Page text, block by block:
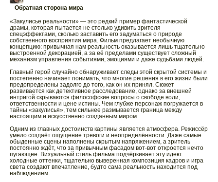
Обратная сторона мира
«Закулисье реальности» — это редкий пример фантастической
драмы, которая пытается не столько удивить зрителя
спецэффектами, сколько заставить его задуматься о природе
собственного восприятия мира. Фильм предлагает необычную
концепцию: привычная нам реальность оказывается лишь тщательно
выстроенной декорацией, а за её пределами существует сложный
механизм управления событиями, эмоциями и даже судьбами людей.
Главный герой случайно обнаруживает следы этой скрытой системы и
постепенно начинает понимать, что многие решения в его жизни были
предопределены задолго до того, как он их принял. Сюжет
развивается как детективное расследование, однако за внешней
интригой скрываются философские вопросы о свободе воли,
ответственности и цене истины. Чем глубже персонаж погружается в
тайны «закулисья», тем сильнее размывается граница между
настоящим и искусственно созданным миром.
Одним из главных достоинств картины является атмосфера. Режиссёр
умело создаёт ощущение тревоги и неопределённости. Даже самые
обыденные сцены наполнены скрытым напряжением, а зритель
постоянно ждёт, что за привычным фасадом вот-вот откроется нечто
пугающее. Визуальный стиль фильма подчёркивает эту идею:
холодные оттенки, тщательно выверенная композиция кадров и игра
света создают впечатление, будто сама реальность находится под
наблюдением.